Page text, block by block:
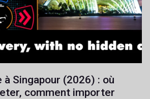
à Singapour (2026) : où
comment importer